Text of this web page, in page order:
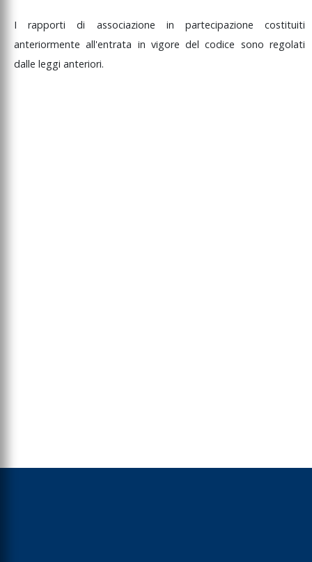
Irapportidi associazione in partecipazionecostituiti
anteriormenteall'entrata in vigoredelcodice sonoregolati
dalle leggi anteriori.